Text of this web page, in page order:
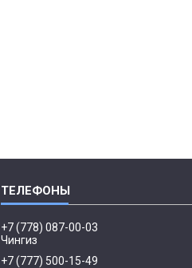
+7 (778) 087-00-03
Чингиз
+7 (777) 500-15-49